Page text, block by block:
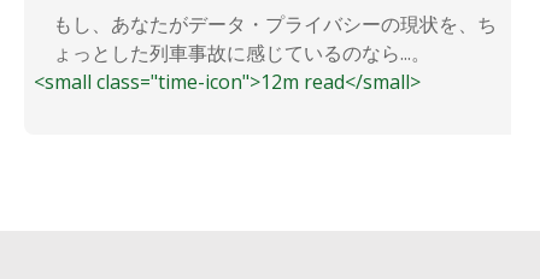
もし、あなたがデータ・プライバシーの現状を、ち
ょっとした列車事故に感じているのなら...。
<small class="time-icon">12m read</small>